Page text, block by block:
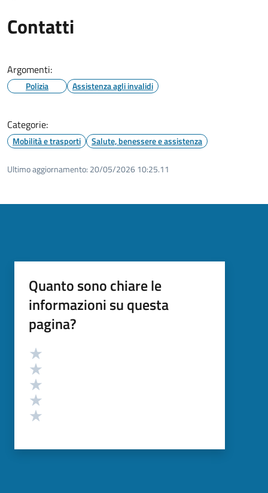
Contatti
Argomenti:
Polizia Assistenza agli invalidi
Categorie:
Mobilità e trasporti Salute, benessere e assistenza
Ultimo aggiornamento: 20/05/2026 10:25.11
Quanto sono chiare le
informazioni su questa
pagina?
Valutazione